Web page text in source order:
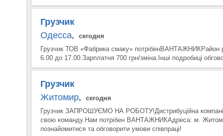
Грузчик
Одесса,
сегодня
Грузчик ТОВ «Фабрика смаку» потрібенВАНТАЖНИКРайон
6.00 до 17.00.Зарплатня 700 грн/зміна.Інші подробиці
Грузчик
Житомир,
сегодня
Грузчик ЗАПРОШУЄМО НА РОБОТУ!Дистрибуційна
свою команду.Нам потрібен ВАНТАЖНИКАдреса: м.
познайомитися та обговорити умови співпраці!